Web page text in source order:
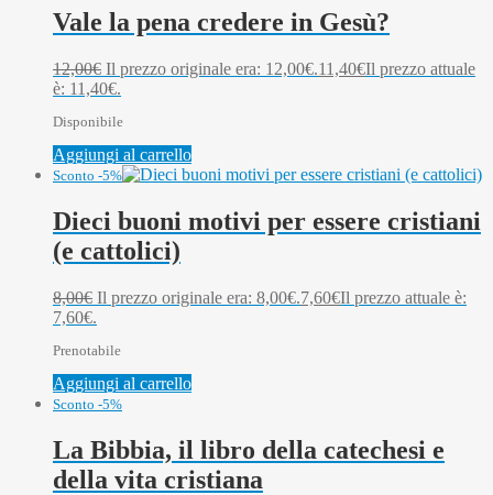
Vale la pena credere in Gesù?
12,00€ Il prezzo originale era: 12,00€.11,40€Il prezzo attuale
è: 11,40€.
Disponibile
Aggiungi al carrello
Sconto -5%
Dieci buoni motivi per essere cristiani
(e cattolici)
8,00€ Il prezzo originale era: 8,00€.7,60€Il prezzo attuale è:
7,60€.
Prenotabile
Aggiungi al carrello
Sconto -5%
La Bibbia, il libro della catechesi e
della vita cristiana